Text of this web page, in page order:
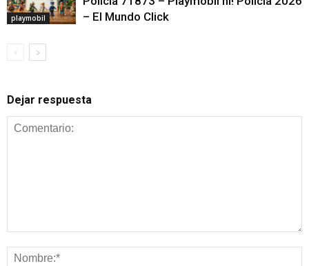
playmobil
– El Mundo Click
Dejar respuesta